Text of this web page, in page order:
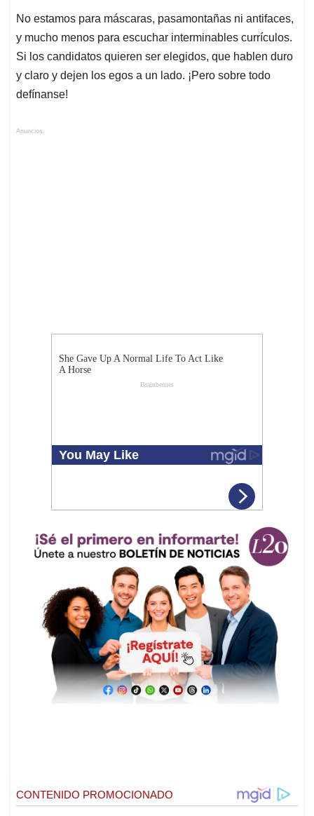
No estamos para máscaras, pasamontañas ni antifaces,
y mucho menos para escuchar interminables currículos.
Si los candidatos quieren ser elegidos, que hablen duro
y claro y dejen los egos a un lado. ¡Pero sobre todo
defínanse!
Anuncios.